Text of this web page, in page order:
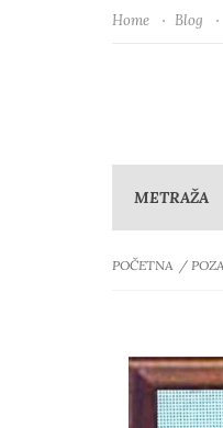
Home Blog
METRAŽA
POČETNA